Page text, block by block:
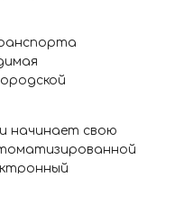
начинает свою